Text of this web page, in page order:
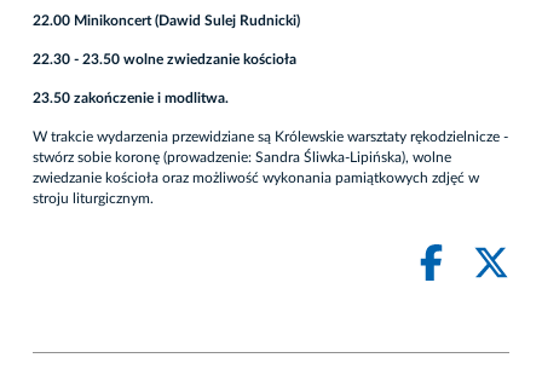
22.00 Minikoncert (Dawid Sulej Rudnicki)
22.30 - 23.50 wolne zwiedzanie kościoła
23.50 zakończenie i modlitwa.
W trakcie wydarzenia przewidziane są Królewskie warsztaty rękodzielnicze -
stwórz sobie koronę (prowadzenie: Sandra Śliwka-Lipińska), wolne
zwiedzanie kościoła oraz możliwość wykonania pamiątkowych zdjęć w
stroju liturgicznym.